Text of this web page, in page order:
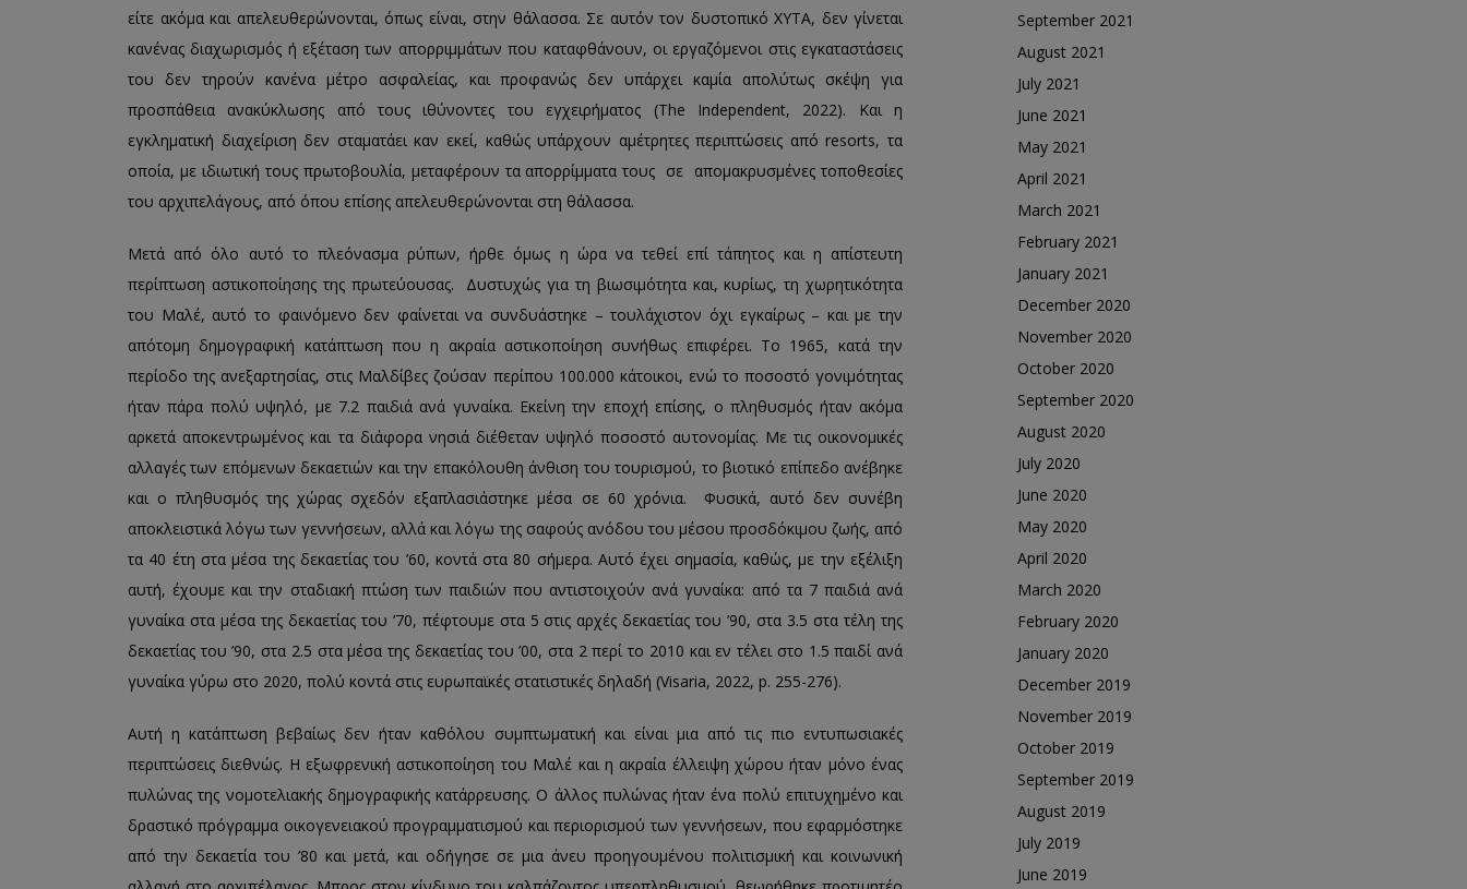
είτε ακόμα και απελευθερώνονται, όπως είναι, στην θάλασσα. Σε αυτόν τον δυστοπικό ΧΥΤΑ, δεν γίνεται
κανένας διαχωρισμός ή εξέταση των απορριμμάτων που καταφθάνουν, οι εργαζόμενοι στις εγκαταστάσεις
του δεν τηρούν κανένα μέτρο ασφαλείας, και προφανώς δεν υπάρχει καμία απολύτως σκέψη για
προσπάθεια ανακύκλωσης από τους ιθύνοντες του εγχειρήματος (The Independent, 2022). Και η
εγκληματική διαχείριση δεν σταματάει καν εκεί, καθώς υπάρχουν αμέτρητες περιπτώσεις από resorts, τα
οποία, με ιδιωτική τους πρωτοβουλία, μεταφέρουν τα απορρίμματα τους σε απομακρυσμένες τοποθεσίες
του αρχιπελάγους, από όπου επίσης απελευθερώνονται στη θάλασσα.
Μετά από όλο αυτό το πλεόνασμα ρύπων, ήρθε όμως η ώρα να τεθεί επί τάπητος και η απίστευτη
περίπτωση αστικοποίησης της πρωτεύουσας. Δυστυχώς για τη βιωσιμότητα και, κυρίως, τη χωρητικότητα
του Μαλέ, αυτό το φαινόμενο δεν φαίνεται να συνδυάστηκε – τουλάχιστον όχι εγκαίρως – και με την
απότομη δημογραφική κατάπτωση που η ακραία αστικοποίηση συνήθως επιφέρει. Το 1965, κατά την
περίοδο της ανεξαρτησίας, στις Μαλδίβες ζούσαν περίπου 100.000 κάτοικοι, ενώ το ποσοστό γονιμότητας
ήταν πάρα πολύ υψηλό, με 7.2 παιδιά ανά γυναίκα. Εκείνη την εποχή επίσης, ο πληθυσμός ήταν ακόμα
αρκετά αποκεντρωμένος και τα διάφορα νησιά διέθεταν υψηλό ποσοστό αυτονομίας. Με τις οικονομικές
αλλαγές των επόμενων δεκαετιών και την επακόλουθη άνθιση του τουρισμού, το βιοτικό επίπεδο ανέβηκε
και ο πληθυσμός της χώρας σχεδόν εξαπλασιάστηκε μέσα σε 60 χρόνια. Φυσικά, αυτό δεν συνέβη
αποκλειστικά λόγω των γεννήσεων, αλλά και λόγω της σαφούς ανόδου του μέσου προσδόκιμου ζωής, από
τα 40 έτη στα μέσα της δεκαετίας του ’60, κοντά στα 80 σήμερα. Αυτό έχει σημασία, καθώς, με την εξέλιξη
αυτή, έχουμε και την σταδιακή πτώση των παιδιών που αντιστοιχούν ανά γυναίκα: από τα 7 παιδιά ανά
γυναίκα στα μέσα της δεκαετίας του ’70, πέφτουμε στα 5 στις αρχές δεκαετίας του ’90, στα 3.5 στα τέλη της
δεκαετίας του ’90, στα 2.5 στα μέσα της δεκαετίας του ’00, στα 2 περί το 2010 και εν τέλει στο 1.5 παιδί ανά
γυναίκα γύρω στο 2020, πολύ κοντά στις ευρωπαϊκές στατιστικές δηλαδή (Visaria, 2022, p. 255-276).
Αυτή η κατάπτωση βεβαίως δεν ήταν καθόλου συμπτωματική και είναι μια από τις πιο εντυπωσιακές
περιπτώσεις διεθνώς. Η εξωφρενική αστικοποίηση του Μαλέ και η ακραία έλλειψη χώρου ήταν μόνο ένας
πυλώνας της νομοτελιακής δημογραφικής κατάρρευσης. Ο άλλος πυλώνας ήταν ένα πολύ επιτυχημένο και
δραστικό πρόγραμμα οικογενειακού προγραμματισμού και περιορισμού των γεννήσεων, που εφαρμόστηκε
από την δεκαετία του ’80 και μετά, και οδήγησε σε μια άνευ προηγουμένου πολιτισμική και κοινωνική
September 2021
August 2021
July 2021
June 2021
May 2021
April 2021
March 2021
February 2021
January 2021
December 2020
November 2020
October 2020
September 2020
August 2020
July 2020
June 2020
May 2020
April 2020
March 2020
February 2020
January 2020
December 2019
November 2019
October 2019
September 2019
August 2019
July 2019
June 2019